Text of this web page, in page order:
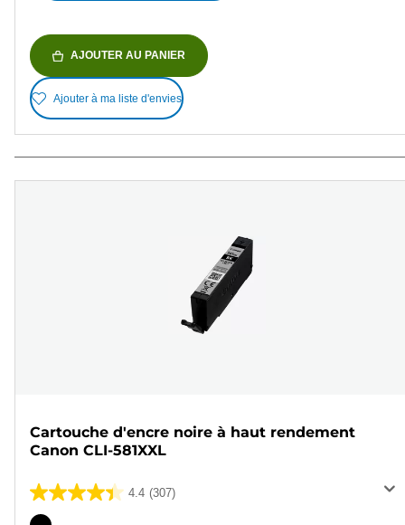
AJOUTER AU PANIER
Ajouter à ma liste d'envies
Cartouche d'encre noire à haut rendement
Canon CLI-581XXL
4.4 (307)
4.4